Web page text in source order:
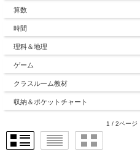
算数
時間
理科＆地理
ゲーム
クラスルーム教材
収納＆ポケットチャート
1 / 2ページ